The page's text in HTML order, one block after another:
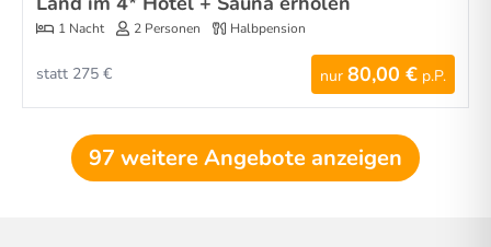
1 Nacht 2 Personen Halbpension
nur 80,00 € p.P.
statt 275 €
97 weitere Angebote anzeigen